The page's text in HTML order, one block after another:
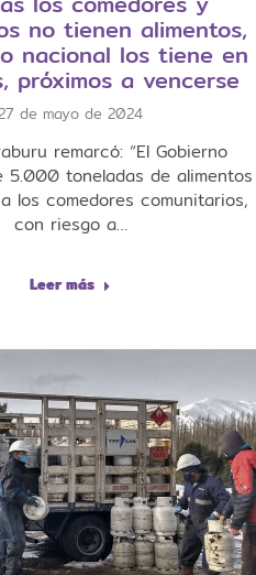
no tienen alimentos,
nacional los tiene en
próximos a vencerse
de mayo de 2024
remarcó: “El Gobierno
5.000 toneladas de alimentos
los comedores comunitarios,
con riesgo a…
Leer más